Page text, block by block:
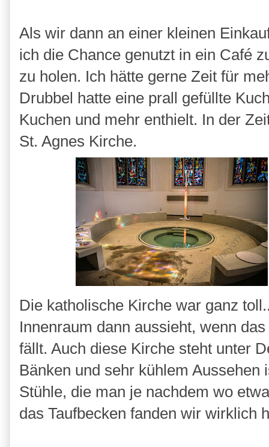
Als wir dann an einer kleinen
ich die Chance genutzt in ein Café
zu holen. Ich hätte gerne Zeit für
Drubbel hatte eine prall gefüllte
Kuchen und mehr enthielt. In der
St. Agnes Kirche.
Die katholische Kirche war ganz
Innenraum dann aussieht, wenn
fällt. Auch diese Kirche steht unter
Bänken und sehr kühlem
Stühle, die man je nachdem wo
das Taufbecken fanden wir wirklich